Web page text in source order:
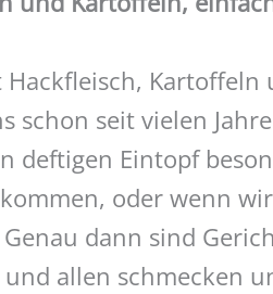
Kartoffeln
schon seit vielen
deftigen Eintopf
oder wenn
dann sind
allen schmecken